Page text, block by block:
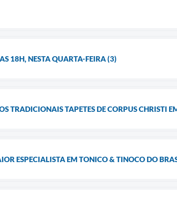
18H, NESTA QUARTA-FEIRA (3)
TRADICIONAIS TAPETES DE CORPUS CHRISTI
ESPECIALISTA EM TONICO & TINOCO DO